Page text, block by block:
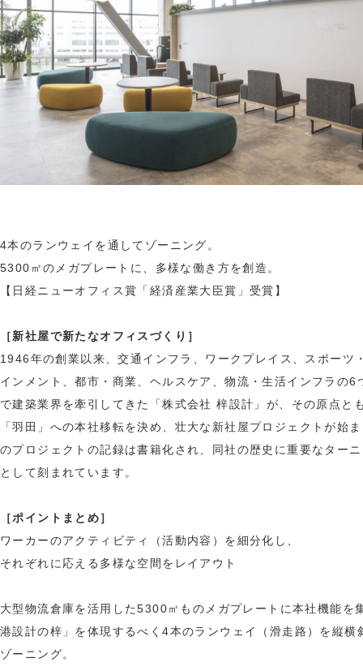
4本のランウェイを通してゾーニング。
5300㎡のメガプレートに、多様な働き方を創造。
【日経ニューオフィス賞「経済産業大臣賞」受賞】
［新社屋で新たなオフィスづくり］
1946年の創業以来、交通インフラ、ワークプレイス、スポーツ
インメント、都市・商業、ヘルスケア、物流・生活インフラの6
で建築業界を牽引してきた「株式会社 梓設計」が、その原点と
「羽田」への本社移転を決め、壮大な新社屋プロジェクトが始
のプロジェクトの記録は書籍化され、同社の歴史に重要なター
として刻まれています。
［ポイントまとめ］
ワーカーのアクティビティ（活動内容）を細分化し、
それぞれに応える多様な空間をレイアウト
大型物流倉庫を活用した5300㎡ものメガプレートに本社機能を
港設計の梓」を体現するべく4本のランウェイ（滑走路）を縦横
ゾーニング。